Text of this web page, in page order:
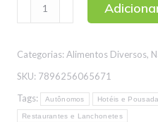
Termogênica
Sabor
Cenoura
Natural
Life
Categorias: Alimentos Diversos,
SKU: 7896256065671
Tags:
Autônomos Hotéis e
Restaurantes e Lanchonetes